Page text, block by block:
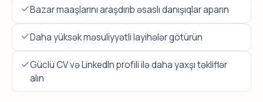
Bazar maaşlarını araşdırıb əsaslı danışıqlar aparın
Daha yüksək məsuliyyətli layihələr götürün
Güclü CV və LinkedIn profili ilə daha yaxşı təkliflər
alın